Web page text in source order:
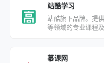
站酷学习
站酷旗下品牌。提
等领域的专业课程及
慕课网